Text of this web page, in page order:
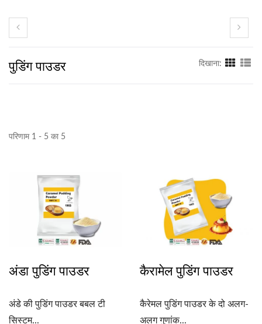
पुडिंग पाउडर दिखाना:
परिणाम 1 - 5 का 5
अंडा पुडिंग पाउडर
अंडे की पुडिंग पाउडर बबल टी
सिस्टम...
कैरामेल पुडिंग पाउडर
कैरेमल पुडिंग पाउडर के दो अलग-
अलग गुणांक...